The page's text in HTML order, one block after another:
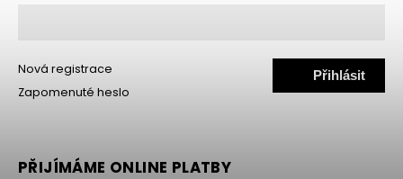
Přihlásit
Nová registrace
Zapomenuté heslo
PŘIJÍMÁME ONLINE PLATBY